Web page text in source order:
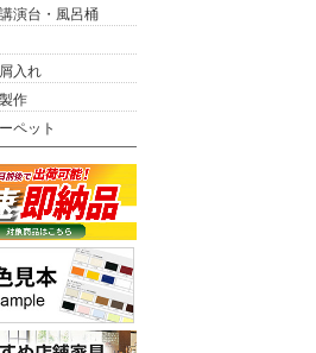
演台・風呂桶
入れ
作
ペット